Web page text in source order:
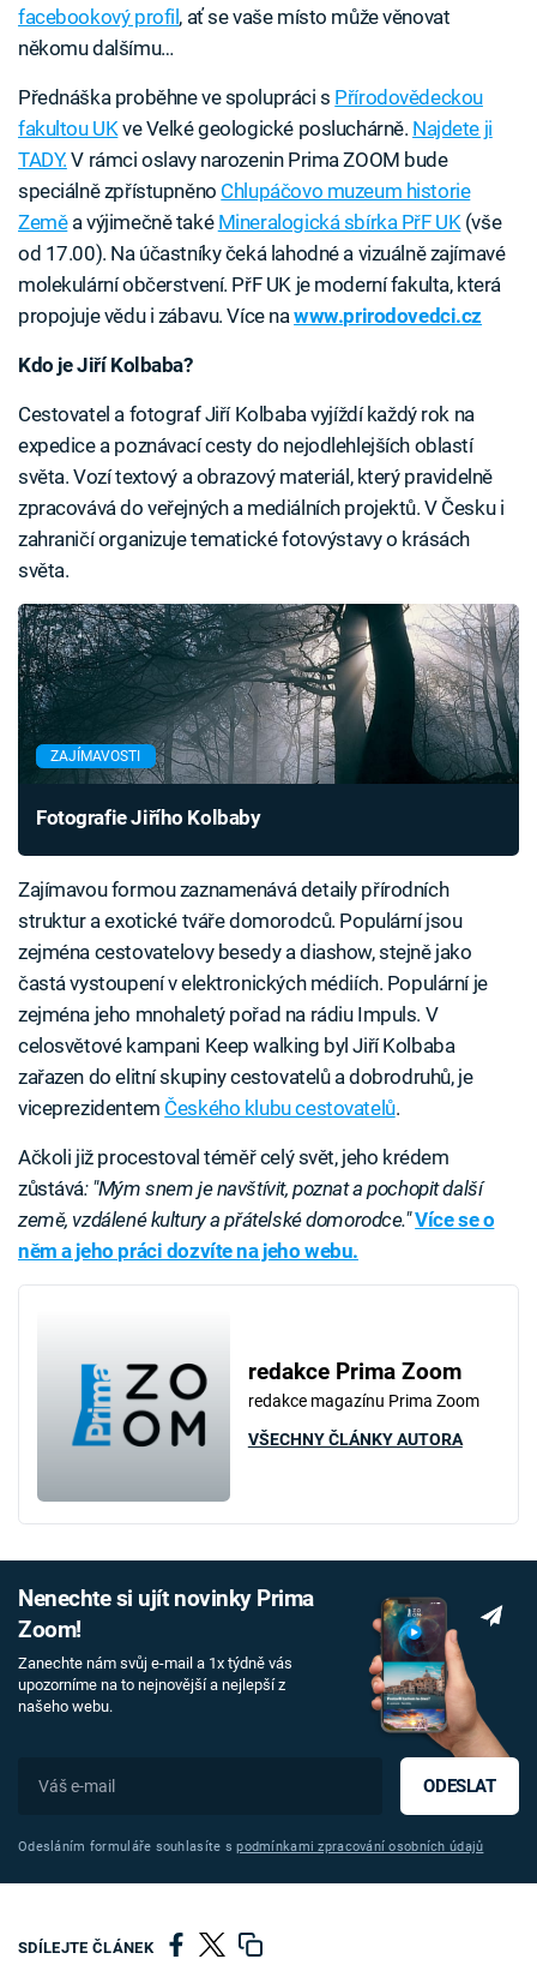
facebookový profil , ať se vaše místo může věnovat
někomu dalšímu…
Přednáška proběhne ve spolupráci s Přírodovědeckou
fakultou UKve Velké geologické posluchárně. Najdete ji
TADY. V rámci oslavy narozenin Prima ZOOM bude
speciálně zpřístupněno Chlupáčovo muzeum historie
Zeměa výjimečně také Mineralogická sbírka PřF UK(vše
od 17.00). Na účastníky čeká lahodné a vizuálně zajímavé
molekulární občerstvení. PřF UK je moderní fakulta, která
propojuje vědu i zábavu. Více nawww.prirodovedci.cz
Kdo je Jiří Kolbaba?
Cestovatel a fotograf Jiří Kolbaba vyjíždí každý rok na
expedice a poznávací cesty do nejodlehlejších oblastí
světa. Vozí textový a obrazový materiál, který pravidelně
zpracovává do veřejných a mediálních projektů. V Česku i
zahraničí organizuje tematické fotovýstavy o krásách
světa.
ZAJÍMAVOSTI
Fotografie Jiřího Kolbaby
Zajímavou formou zaznamenává detaily přírodních
struktur a exotické tváře domorodců. Populární jsou
zejména cestovatelovy besedy a diashow, stejně jako
častá vystoupení v elektronických médiích. Populární je
zejména jeho mnohaletý pořad na rádiu Impuls. V
celosvětové kampani Keep walking byl Jiří Kolbaba
zařazen do elitní skupiny cestovatelů a dobrodruhů, je
viceprezidentem Českého klubu cestovatelů.
Ačkoli již procestoval téměř celý svět, jeho krédem
zůstává: "Mým snem je navštívit, poznat a pochopit další
země, vzdálené kultury a přátelské domorodce."Více se o
něm a jeho práci dozvíte na jeho webu.
redakce Prima Zoom
redakce magazínu Prima Zoom
VŠECHNY ČLÁNKY AUTORA
Nenechte si ujít novinky Prima
Zoom!
Zanechte nám svůj e-mail a 1x týdně vás
upozorníme na to nejnovější a nejlepší z
našeho webu.
ODESLAT
Odesláním formuláře souhlasíte spodmínkami zpracování osobních údajů
SDÍLEJTE ČLÁNEK